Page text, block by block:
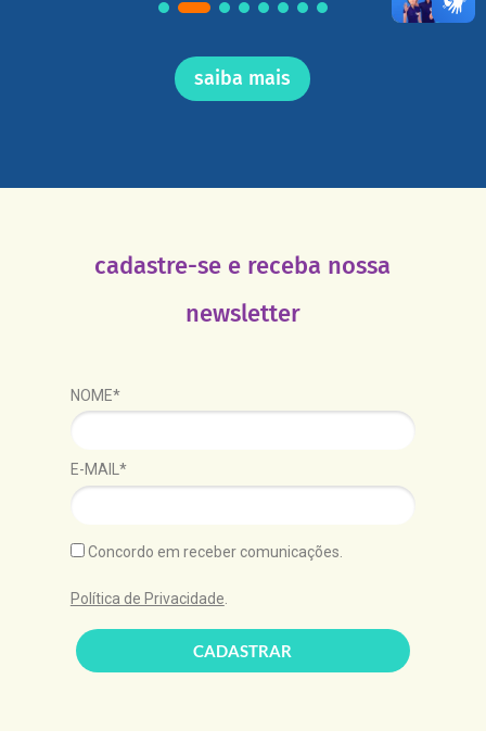
saiba mais
cadastre-se e receba nossa
newsletter
NOME*
E-MAIL*
Concordo em receber comunicações.
Política de Privacidade
CADASTRAR